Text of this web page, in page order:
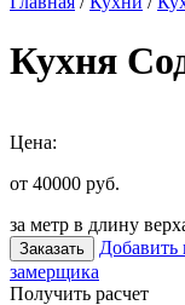
Кухня
Цена:
от 40000 руб.
за метр в длину
Заказать Добавить
замерщика
Получить расчет